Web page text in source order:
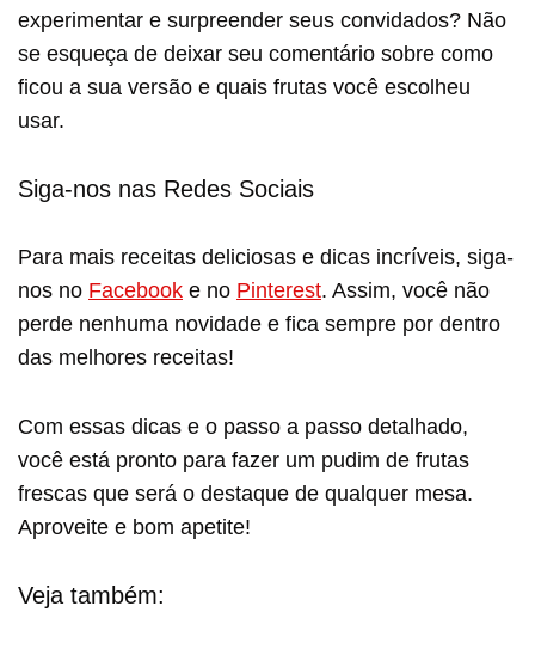
experimentar e surpreender seus convidados? Não
se esqueça de deixar seu comentário sobre como
ficou a sua versão e quais frutas você escolheu
usar.
Siga-nos nas Redes Sociais
Para mais receitas deliciosas e dicas incríveis, siga-
nos no Facebook e no Pinterest. Assim, você não
perde nenhuma novidade e fica sempre por dentro
das melhores receitas!
Com essas dicas e o passo a passo detalhado,
você está pronto para fazer um pudim de frutas
frescas que será o destaque de qualquer mesa.
Aproveite e bom apetite!
Veja também: